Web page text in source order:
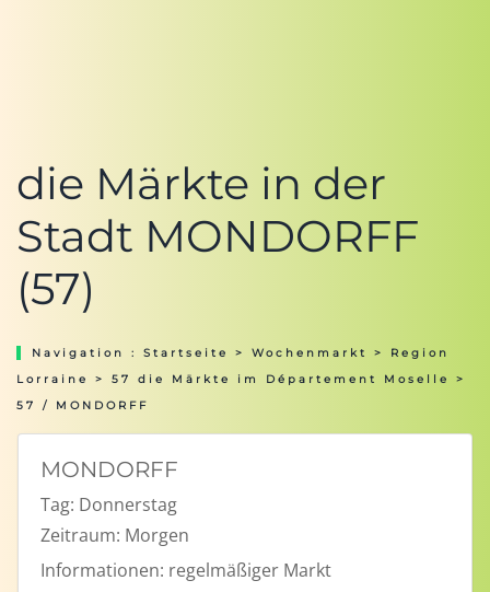
die Märkte in der
Stadt MONDORFF
(57)
Navigation : Startseite > Wochenmarkt > Region
Lorraine
> 57 die Märkte im Département Moselle
>
57 / MONDORFF
MONDORFF
Tag: Donnerstag
Zeitraum: Morgen
Informationen: regelmäßiger Markt